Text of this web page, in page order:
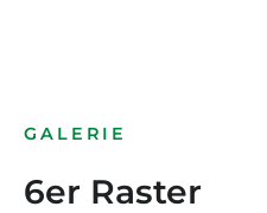
GALERIE
6er Raster